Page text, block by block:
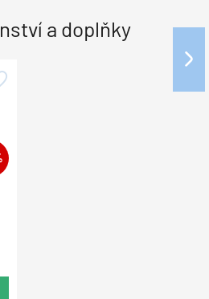
a doplňky